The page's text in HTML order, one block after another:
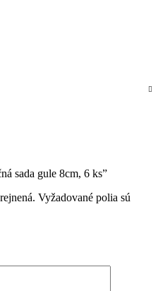
sada gule 8cm, 6 ks”
Vyžadované polia sú